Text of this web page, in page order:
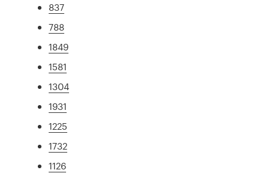
837
788
1849
1581
1304
1931
1225
1732
1126